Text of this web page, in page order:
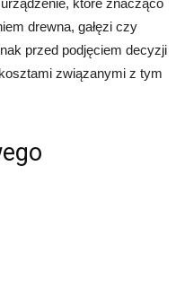
które znacząco
drewna, gałęzi czy
przed podjęciem decyzji
związanymi z tym